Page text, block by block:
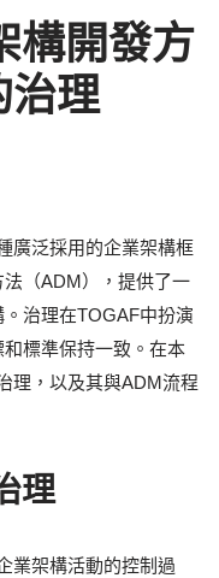
構開發方
治理
廣泛採用的企業架構框
（ADM），提供了一
治理在TOGAF中扮演
標準保持一致。在本
理，以及其與ADM流程
理
業架構活動的控制過